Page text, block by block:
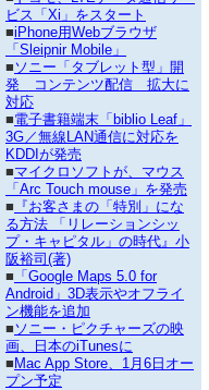
ビス「Xi」をスタート
■iPhone用Webブラウザ
「Sleipnir Mobile」
■ ソニー「タブレット型」開
発 コンテンツ配信 拡大に
対応
■電子書籍端末「biblio Leaf」
3G／無線LAN通信に対応を
KDDIが発売
■マイクロソフトが、マウス
「Arc Touch mouse」を発売
■ 『お客さまの「特別」にな
る方法 「リレーションシッ
プ・キャピタル」の時代』小
阪裕司(著)
■ 「Google Maps 5.0 for
Android」3D表示やオフライ
ン機能を追加
■ ソニー・ピクチャーズの映
画、日本のiTunesに
■ Mac App Store、1月6日オー
プン予定